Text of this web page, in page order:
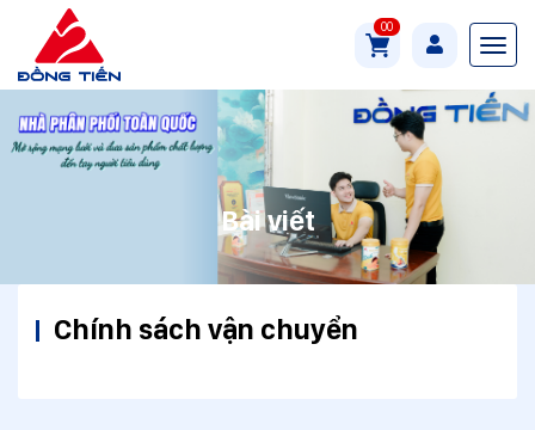
00
Bài viết
Chính sách vận chuyển